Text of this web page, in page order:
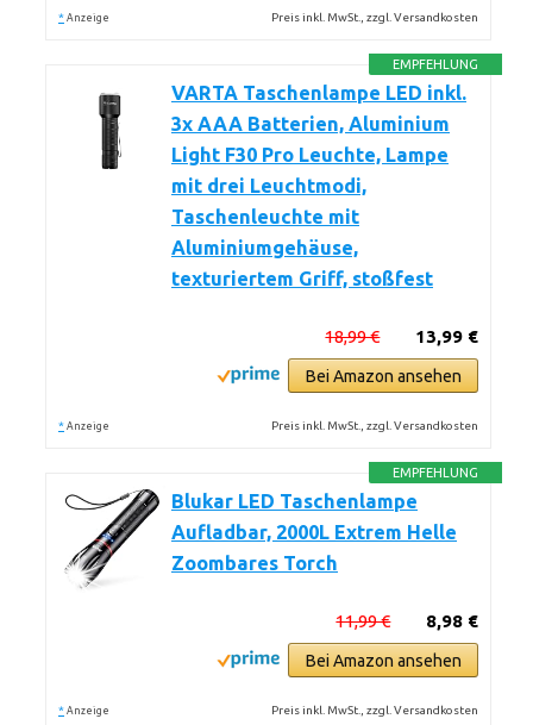
* Anzeige Preis inkl. MwSt., zzgl. Versandkosten
EMPFEHLUNG
VARTA Taschenlampe LED inkl.
3x AAA Batterien, Aluminium
Light F30 Pro Leuchte, Lampe
mit drei Leuchtmodi,
Taschenleuchte mit
Aluminiumgehäuse,
texturiertem Griff, stoßfest
13,99 €
18,99 €
Bei Amazon ansehen
* Anzeige Preis inkl. MwSt., zzgl. Versandkosten
EMPFEHLUNG
Blukar LED Taschenlampe
Aufladbar, 2000L Extrem Helle
Zoombares Torch
8,98 €
11,99 €
Bei Amazon ansehen
* Anzeige Preis inkl. MwSt., zzgl. Versandkosten